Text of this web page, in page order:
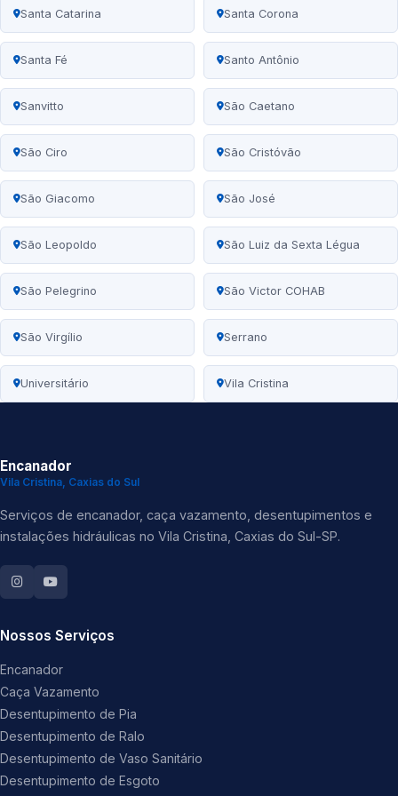
Santa Catarina Santa Corona
Santa Fé Santo Antônio
Sanvitto São Caetano
São Ciro São Cristóvão
São Giacomo São José
São Leopoldo São Luiz da Sexta Légua
São Pelegrino São Victor COHAB
São Virgílio Serrano
Universitário Vila Cristina
Encanador
Vila Cristina, Caxias do Sul
Serviços de encanador, caça vazamento, desentupimentos e
instalações hidráulicas no Vila Cristina, Caxias do Sul-SP.
Nossos Serviços
Encanador
Caça Vazamento
Desentupimento de Pia
Desentupimento de Ralo
Desentupimento de Vaso Sanitário
Desentupimento de Esgoto